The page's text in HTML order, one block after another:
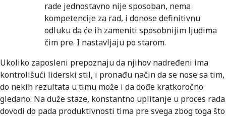
rade jednostavno nije sposoban, nema
kompetencije za rad, i donose definitivnu
odluku da će ih zameniti sposobnijim ljudima
čim pre. I nastavljaju po starom.
Ukoliko zaposleni prepoznaju da njihov nadređeni ima
kontrolišući liderski stil, i pronađu način da se nose sa tim,
do nekih rezultata u timu može i da dođe kratkoročno
gledano. Na duže staze, konstantno uplitanje u proces rada
dovodi do pada produktivnosti tima pre svega zbog toga što